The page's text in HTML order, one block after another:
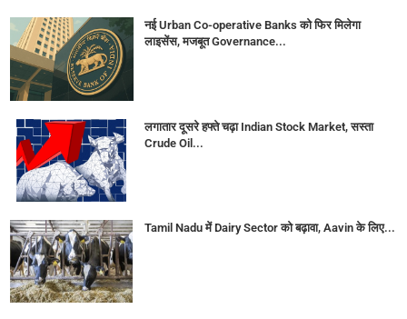
नई Urban Co-operative Banks को फिर मिलेगा
लाइसेंस, मजबूत Governance...
लगातार दूसरे हफ्ते चढ़ा Indian Stock Market, सस्ता
Crude Oil...
Tamil Nadu में Dairy Sector को बढ़ावा, Aavin के लिए...